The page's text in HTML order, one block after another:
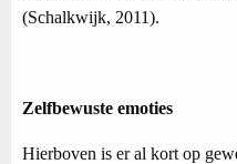
(Schalkwijk, 2011).
Zelfbewuste emoties
Hierboven is er al kort op